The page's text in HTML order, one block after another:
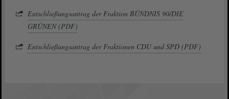
Entschließungsantrag der Fraktion BÜNDNIS 90/DIE
GRÜNEN (PDF)
Entschließungsantrag der Fraktionen CDU und SPD (PDF)